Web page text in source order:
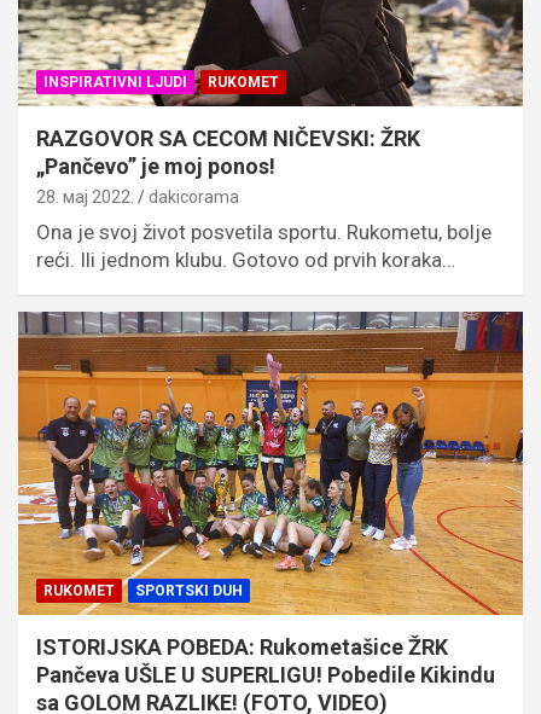
INSPIRATIVNI LJUDI RUKOMET
RAZGOVOR SA CECOM NIČEVSKI: ŽRK
„Pančevo” je moj ponos!
28. мај 2022. dakicorama
Ona je svoj život posvetila sportu. Rukometu, bolje
reći. Ili jednom klubu. Gotovo od prvih koraka…
RUKOMET SPORTSKI DUH
ISTORIJSKA POBEDA: Rukometašice ŽRK
Pančeva UŠLE U SUPERLIGU! Pobedile Kikindu
sa GOLOM RAZLIKE! (FOTO, VIDEO)